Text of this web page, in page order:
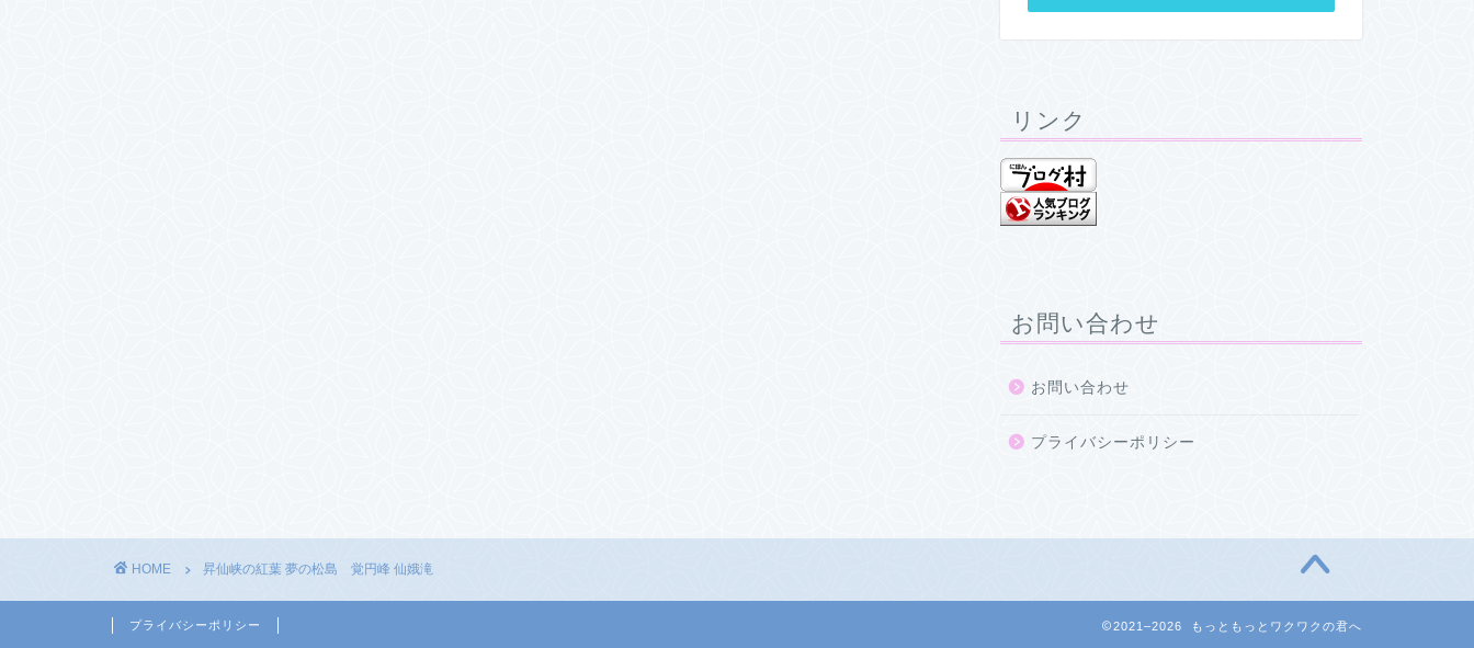
リンク
お問い合わせ
お問い合わせ
プライバシーポリシー
HOME 昇仙峡の紅葉 夢の松島 覚円峰 仙娥滝
プライバシーポリシー 2021–2026 もっともっとワクワクの君へ